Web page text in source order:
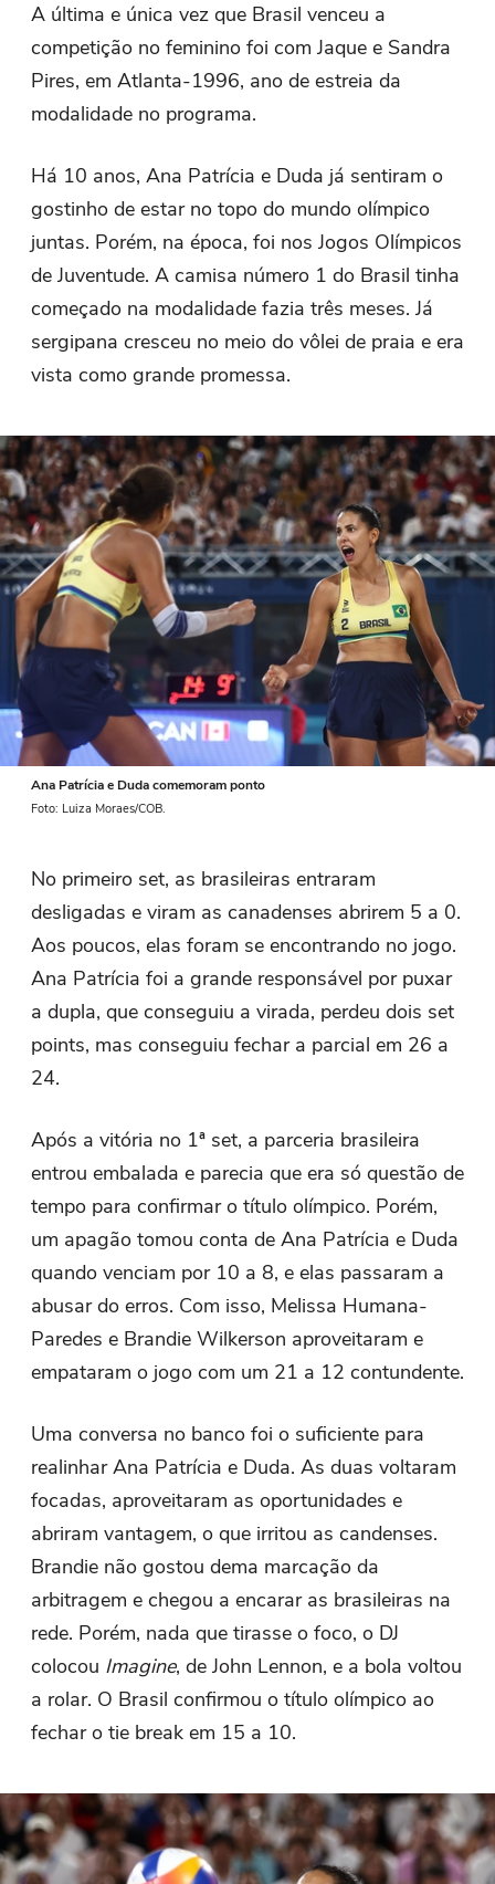
A última e única vez que Brasil venceu a
competição no feminino foi com Jaque e Sandra
Pires, em Atlanta-1996, ano de estreia da
modalidade no programa.
Há 10 anos, Ana Patrícia e Duda já sentiram o
gostinho de estar no topo do mundo olímpico
juntas. Porém, na época, foi nos Jogos Olímpicos
de Juventude. A camisa número 1 do Brasil tinha
começado na modalidade fazia três meses. Já
sergipana cresceu no meio do vôlei de praia e era
vista como grande promessa.
Ana Patrícia e Duda comemoram ponto
Foto: Luiza Moraes/COB.
No primeiro set, as brasileiras entraram
desligadas e viram as canadenses abrirem 5 a 0.
Aos poucos, elas foram se encontrando no jogo.
Ana Patrícia foi a grande responsável por puxar
a dupla, que conseguiu a virada, perdeu dois set
points, mas conseguiu fechar a parcial em 26 a
24.
Após a vitória no 1ª set, a parceria brasileira
entrou embalada e parecia que era só questão de
tempo para confirmar o título olímpico. Porém,
um apagão tomou conta de Ana Patrícia e Duda
quando venciam por 10 a 8, e elas passaram a
abusar do erros. Com isso, Melissa Humana-
Paredes e Brandie Wilkerson aproveitaram e
empataram o jogo com um 21 a 12 contundente.
Uma conversa no banco foi o suficiente para
realinhar Ana Patrícia e Duda. As duas voltaram
focadas, aproveitaram as oportunidades e
abriram vantagem, o que irritou as candenses.
Brandie não gostou dema marcação da
arbitragem e chegou a encarar as brasileiras na
rede. Porém, nada que tirasse o foco, o DJ
colocou Imagine, de John Lennon, e a bola voltou
a rolar. O Brasil confirmou o título olímpico ao
fechar o tie break em 15 a 10.